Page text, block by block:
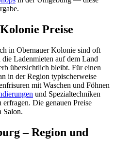
Preise
in Obernauer Kolonie sind oft
Ladenmieten auf dem Land
übersichtlich bleibt. Für einen
in der Region typischerweise
mit Waschen und Föhnen
und Spezialtechniken
Die genauen Preise
Salon.
– Region und